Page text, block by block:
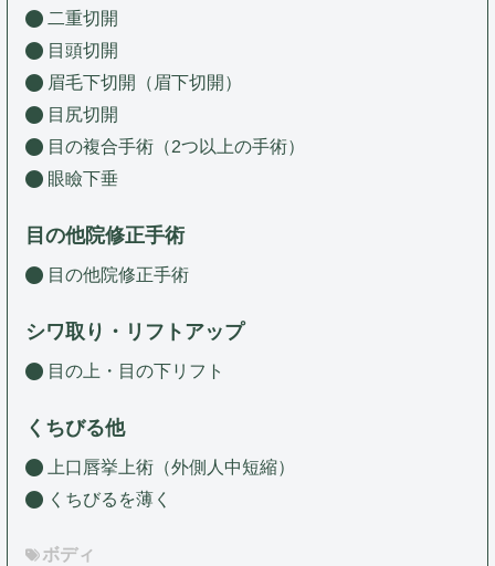
二重切開
目頭切開
眉毛下切開（眉下切開）
目尻切開
目の複合手術（2つ以上の手術）
眼瞼下垂
目の他院修正手術
目の他院修正手術
シワ取り・リフトアップ
目の上・目の下リフト
くちびる他
上口唇挙上術（外側人中短縮）
くちびるを薄く
ボディ